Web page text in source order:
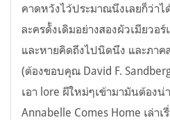
คาดหวังไว้ประมาณนึงเลยก็ว่าไ
ละครดั้งเดิมอย่างสองผัวเมียวอ
และหายคิดถึงไปนิดนึง และภาค
(ต้องขอบคุณ David F.
เอา lore ผีใหม่ๆเข้ามามันต้องน่
Annabelle Comes Home เล่าเ